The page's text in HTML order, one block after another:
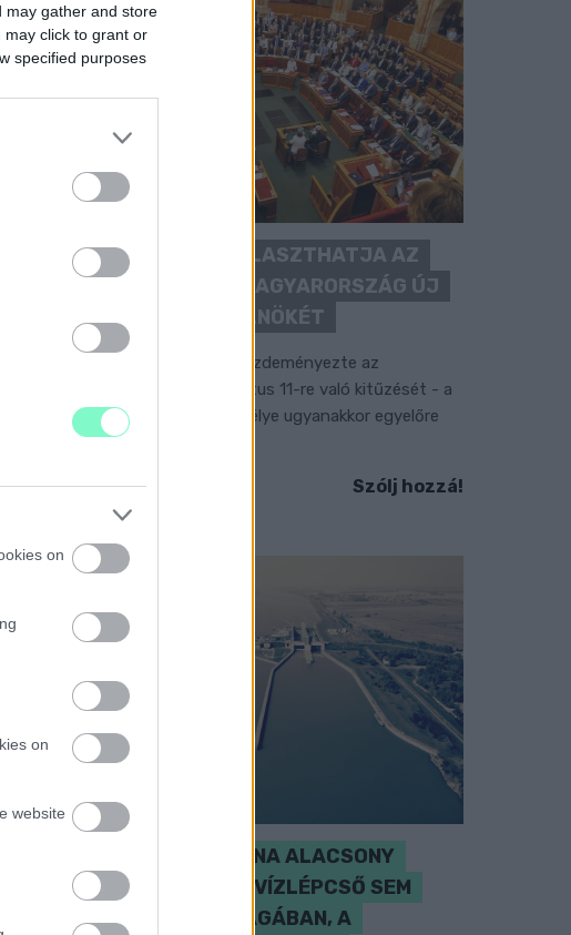
may gather and store
may click to grant or
specified purposes
on
on
website
KEDDEN MEGVÁLASZTHATJA AZ
ORSZÁGGYŰLÉS MAGYARORSZÁG ÚJ
KÖZTÁRSASÁGI ELNÖKÉT
A TISZA Párt frakciója kezdeményezte az
államfőválasztás augusztus 11-re való kitűzését - a
kormánypárti jelölt személye ugyanakkor egyelőre
nem ismert.
Szólj hozzá!
SZAKÉRTŐ A DUNA ALACSONY
VÍZÁLLÁSÁRÓL: A VÍZLÉPCSŐ SEM
CSODASZER ÖNMAGÁBAN, A